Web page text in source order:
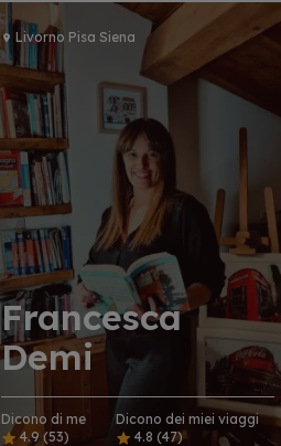
Livorno Pisa Siena
Francesca
Demi
Dicono di me
4.9 (53)
Dicono dei miei viaggi
4.8 (47)